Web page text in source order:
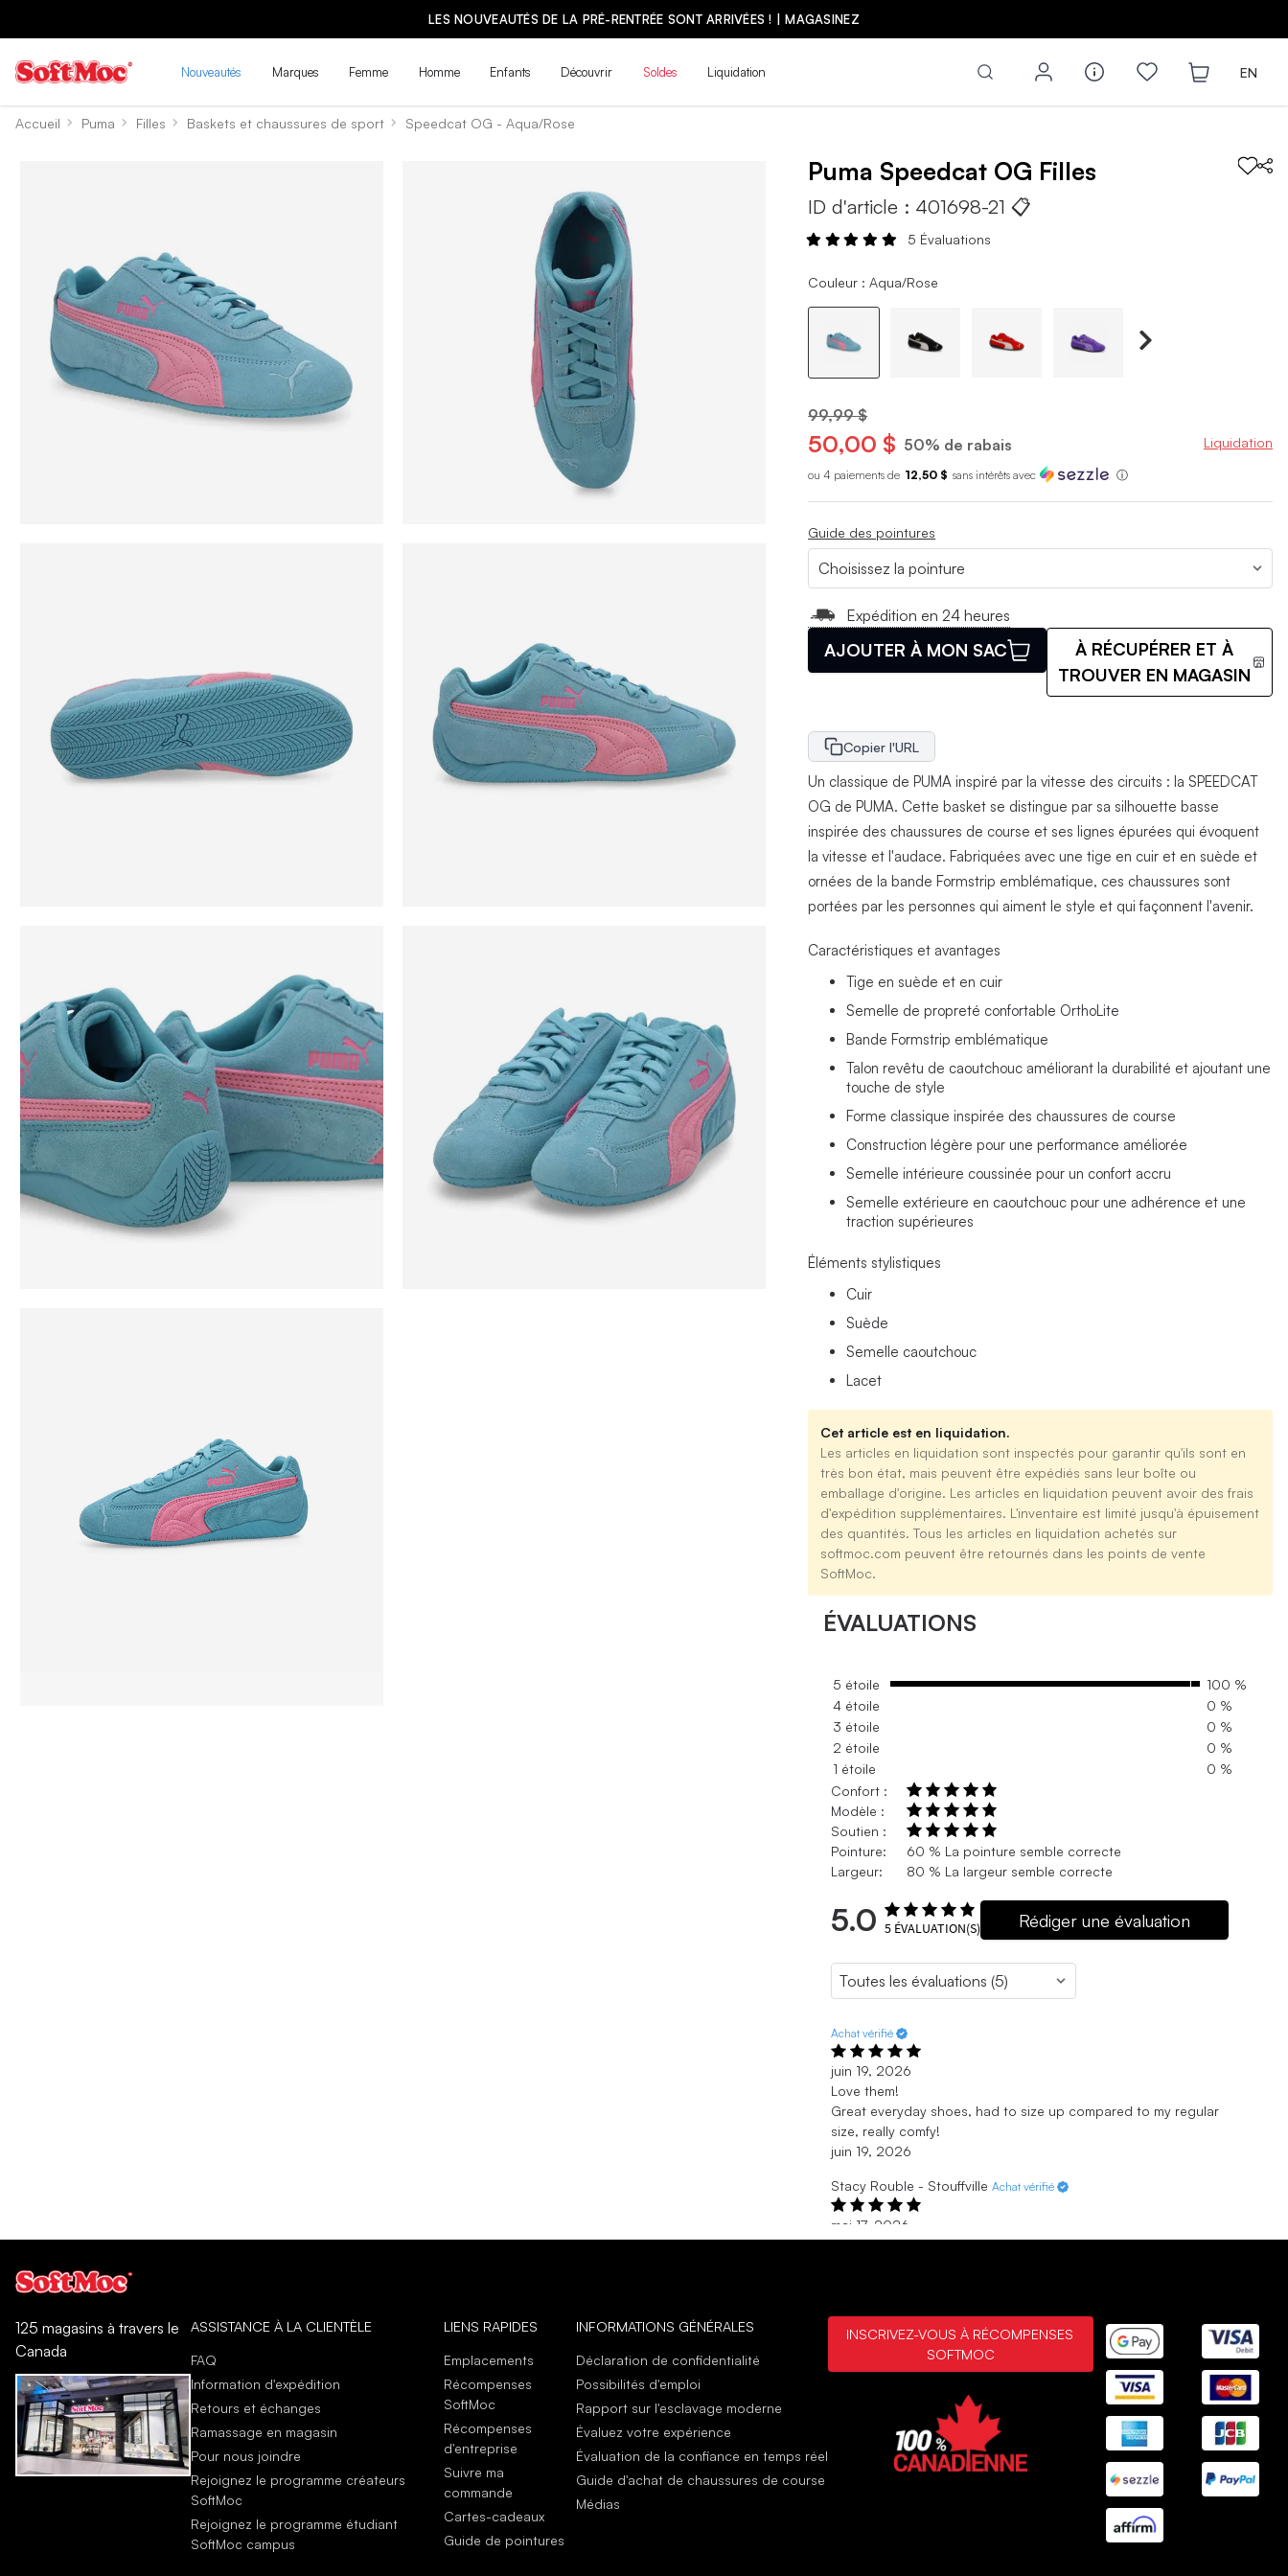
LES NOUVEAUTÉS DE LA PRÉ-RENTRÉE SONT ARRIVÉES ! | MAGASINEZ
Nouveautés Marques Femme Homme Enfants Découvrir Soldes Liquidation EN
Accueil Puma Filles Baskets et chaussures de sport Speedcat OG - Aqua/Rose
Puma Speedcat OG Filles
ID d'article : 401698-21 📋
5 Évaluations
Couleur : Aqua/Rose
99,99 $
50,00 $ 50% de rabais Liquidation
ou 4 paiements de 12,50 $ sans intérêts avec ⓘ
Guide des pointures
Expédition en 24 heures
AJOUTER À MON SAC
À RÉCUPÉRER ET À
TROUVER EN MAGASIN
Copier l'URL
Un classique de PUMA inspiré par la vitesse des circuits : la SPEEDCAT
OG de PUMA. Cette basket se distingue par sa silhouette basse
inspirée des chaussures de course et ses lignes épurées qui évoquent
la vitesse et l'audace. Fabriquées avec une tige en cuir et en suède et
ornées de la bande Formstrip emblématique, ces chaussures sont
portées par les personnes qui aiment le style et qui façonnent l'avenir.
Caractéristiques et avantages
Tige en suède et en cuir
Semelle de propreté confortable OrthoLite
Bande Formstrip emblématique
Talon revêtu de caoutchouc améliorant la durabilité et ajoutant une
touche de style
Forme classique inspirée des chaussures de course
Construction légère pour une performance améliorée
Semelle intérieure coussinée pour un confort accru
Semelle extérieure en caoutchouc pour une adhérence et une
traction supérieures
Éléments stylistiques
Cuir
Suède
Semelle caoutchouc
Lacet
Cet article est en liquidation.
Les articles en liquidation sont inspectés pour garantir qu'ils sont en
très bon état, mais peuvent être expédiés sans leur boîte ou
emballage d'origine. Les articles en liquidation peuvent avoir des frais
d'expédition supplémentaires. L'inventaire est limité jusqu'à épuisement
des quantités. Tous les articles en liquidation achetés sur
softmoc.com peuvent être retournés dans les points de vente
SoftMoc.
ÉVALUATIONS
5 étoile
100 %
4 étoile
0 %
3 étoile
0 %
2 étoile
0 %
1 étoile
0 %
Confort :
Modèle :
Soutien :
Pointure:
60 % La pointure semble correcte
Largeur:
80 % La largeur semble correcte
5.0 5 ÉVALUATION(S) Rédiger une évaluation
Achat vérifié
juin 19, 2026
Love them!
Great everyday shoes, had to size up compared to my regular
size, really comfy!
juin 19, 2026
Stacy Rouble - Stouffville Achat vérifié
mai 17, 2026
Fantastic
Victor - TorontoAchat vérifié
Thanks.all good .we loved it
MONTRANT3/ ÉVALUATIONS
125 magasins à travers le
Canada
ASSISTANCE À LA CLIENTÈLE
FAQ
Information d'expédition
Retours et échanges
Ramassage en magasin
Pour nous joindre
Rejoignez le programme créateurs
SoftMoc
Rejoignez le programme étudiant
SoftMoc campus
LIENS RAPIDES
Emplacements
Récompenses
SoftMoc
Récompenses
d'entreprise
Suivre ma
commande
Cartes-cadeaux
Guide de pointures
INFORMATIONS GÉNÉRALES
Déclaration de confidentialité
Possibilités d'emploi
Rapport sur l'esclavage moderne
Évaluez votre expérience
Évaluation de la confiance en temps réel
Guide d'achat de chaussures de course
Médias
INSCRIVEZ-VOUS À RÉCOMPENSES
SOFTMOC